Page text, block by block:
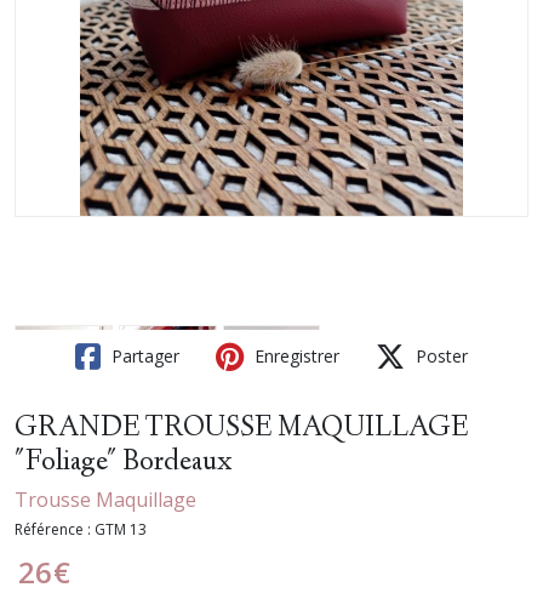
Partager Enregistrer Poster
GRANDE TROUSSE MAQUILLAGE
"Foliage" Bordeaux
Trousse Maquillage
Référence : GTM 13
26€